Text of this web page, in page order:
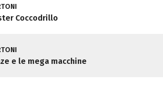
Coccodrillo
e le mega macchine